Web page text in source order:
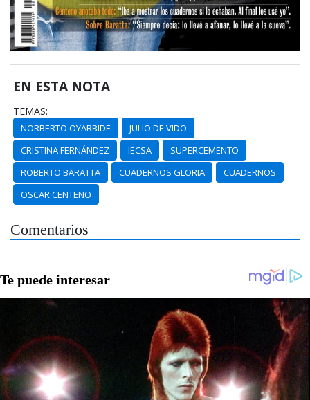
EN ESTA NOTA
TEMAS:
NORBERTO OYARBIDE
JULIO DE VIDO
CRISTINA FERNÁNDEZ
IECSA
SUPERCEMENTO
ROBERTO BARATTA
CUADERNOS GLORIA
CUADERNOS
OSCAR CENTENO
Comentarios